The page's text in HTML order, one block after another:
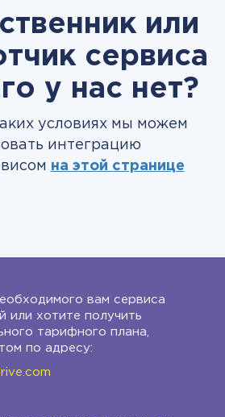
или
сервиса
у нас нет?
условиях мы можем
интеграцию
на этой странице
вам сервиса
или хотите получить
тарифного плана,
по адресу: